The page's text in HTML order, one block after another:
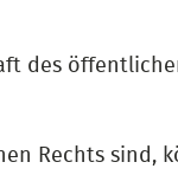
des
Rechts sind,